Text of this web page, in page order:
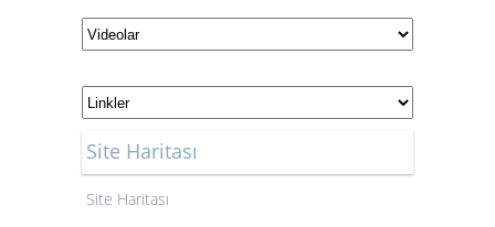
Site Haritası
Site Haritası